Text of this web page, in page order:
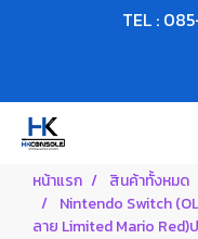
TEL :
หน้าแรก สินค้าทั้งหมด
Nintendo Switch
ลาย Limited Mario Red)